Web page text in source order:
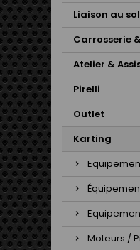
Liaison au
Carrosserie
Atelier &
Pirelli
Outlet
Karting
Moteurs /